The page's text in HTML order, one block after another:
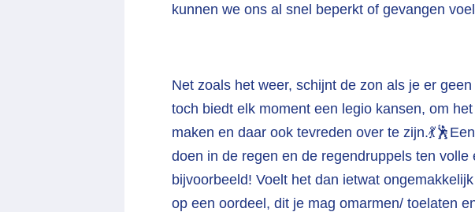
kunnen we ons al snel beperkt of gevangen
Net zoals het weer, schijnt de zon als je er
toch biedt elk moment een legio kansen, om
maken en daar ook tevreden over te
doen in de regen en de regendruppels ten volle
bijvoorbeeld! Voelt het dan ietwat
op een oordeel, dit je mag omarmen/